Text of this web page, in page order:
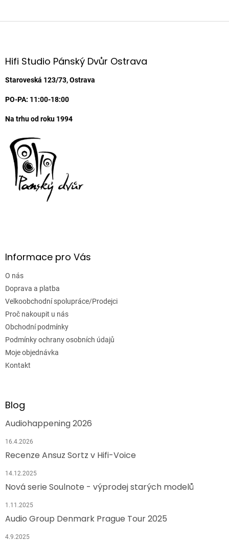
Z
aHifi Studio Pánský Dvůr Ostrava
Staroveská 123/73, Ostrava
PO-PA: 11:00-18:00
Na trhu od roku 1994
Informace pro Vás
O nás
Doprava a platba
Velkoobchodní spolupráce/Prodejci
Proč nakoupit u nás
Obchodní podmínky
Podmínky ochrany osobních údajů
Moje objednávka
Kontakt
Blog
Audiohappening 2026
16.4.2026
Recenze Ansuz Sortz v Hifi-Voice
14.12.2025
Nová serie Soulnote - výprodej starých modelů
1.11.2025
Audio Group Denmark Prague Tour 2025
4.9.2025